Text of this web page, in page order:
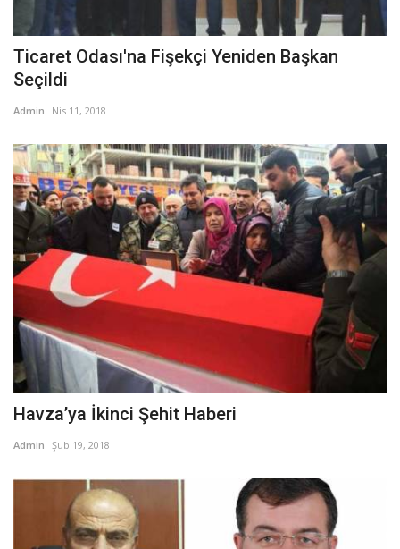
Ticaret Odası'na Fişekçi Yeniden Başkan
Seçildi
Admin Nis 11, 2018
Havza’ya İkinci Şehit Haberi
Admin Şub 19, 2018